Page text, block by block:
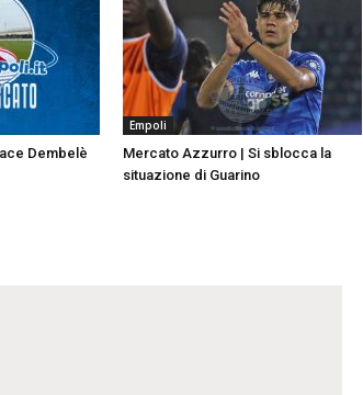
Dembelè
Empoli
Mercato Azzurro | Si sblocca la
situazione di Guarino